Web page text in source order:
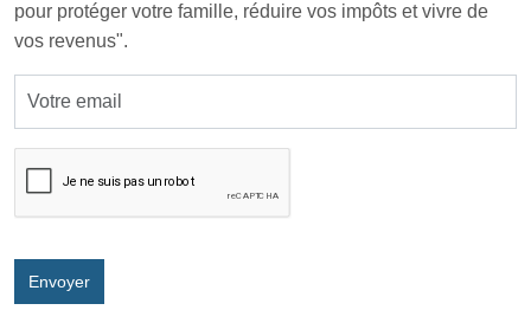
pour protéger votre famille, réduire vos impôts et vivre de
vos revenus".
Envoyer